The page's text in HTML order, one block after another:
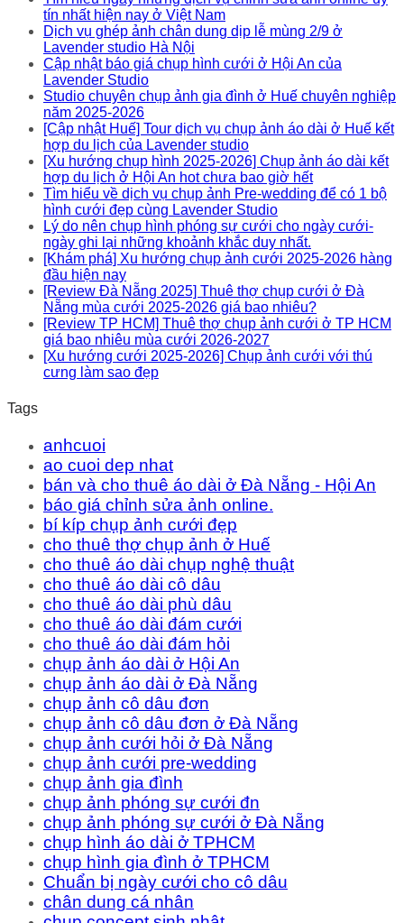
tín nhất hiện nay ở Việt Nam
Dịch vụ ghép ảnh chân dung dịp lễ mùng 2/9 ở
Lavender studio Hà Nội
Cập nhật báo giá chụp hình cưới ở Hội An của
Lavender Studio
Studio chuyên chụp ảnh gia đình ở Huế chuyên nghiệp
năm 2025-2026
[Cập nhật Huế] Tour dịch vụ chụp ảnh áo dài ở Huế kết
hợp du lịch của Lavender studio
[Xu hướng chụp hình 2025-2026] Chụp ảnh áo dài kết
hợp du lịch ở Hội An hot chưa bao giờ hết
Tìm hiểu về dịch vụ chụp ảnh Pre-wedding để có 1 bộ
hình cưới đẹp cùng Lavender Studio
Lý do nên chụp hình phóng sự cưới cho ngày cưới-
ngày ghi lại những khoảnh khắc duy nhất.
[Khám phá] Xu hướng chụp ảnh cưới 2025-2026 hàng
đầu hiện nay
[Review Đà Nẵng 2025] Thuê thợ chụp cưới ở Đà
Nẵng mùa cưới 2025-2026 giá bao nhiêu?
[Review TP HCM] Thuê thợ chụp ảnh cưới ở TP HCM
giá bao nhiêu mùa cưới 2026-2027
[Xu hướng cưới 2025-2026] Chụp ảnh cưới với thú
cưng làm sao đẹp
Tags
anhcuoi
ao cuoi dep nhat
bán và cho thuê áo dài ở Đà Nẵng - Hội An
báo giá chỉnh sửa ảnh online.
bí kíp chụp ảnh cưới đẹp
cho thuê thợ chụp ảnh ở Huế
cho thuê áo dài chụp nghệ thuật
cho thuê áo dài cô dâu
cho thuê áo dài phù dâu
cho thuê áo dài đám cưới
cho thuê áo dài đám hỏi
chụp ảnh áo dài ở Hội An
chụp ảnh áo dài ở Đà Nẵng
chụp ảnh cô dâu đơn
chụp ảnh cô dâu đơn ở Đà Nẵng
chụp ảnh cưới hỏi ở Đà Nẵng
chụp ảnh cưới pre-wedding
chụp ảnh gia đình
chụp ảnh phóng sự cưới đn
chụp ảnh phóng sự cưới ở Đà Nẵng
chụp hình áo dài ở TPHCM
chụp hình gia đình ở TPHCM
Chuẩn bị ngày cưới cho cô dâu
chân dung cá nhân